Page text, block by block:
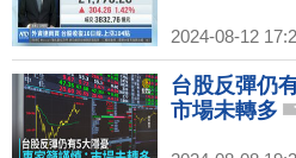
2024-08-12
台股反彈仍
市場未轉多